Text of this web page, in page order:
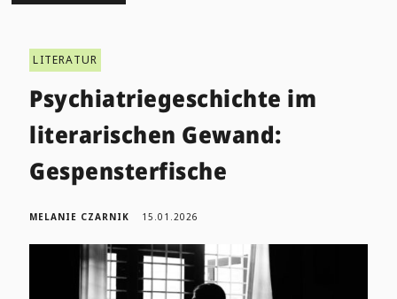
LITERATUR
Psychiatriegeschichte im
literarischen Gewand:
Gespensterfische
MELANIE CZARNIK 15.01.2026